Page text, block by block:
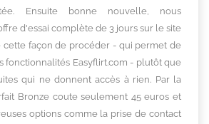
Ensuite bonne nouvelle, nous
d'essai complète de 3 jours sur le site
cette façon de procéder - qui permet de
fonctionnalités Easyflirt.com - plutôt que
qui ne donnent accès à rien. Par la
Bronze coute seulement 45 euros et
options comme la prise de contact